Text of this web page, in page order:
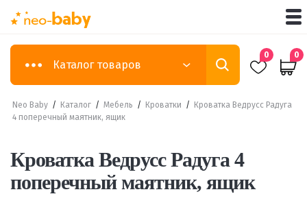
Каталог товаров
0 0
Neo Baby / Каталог / Мебель / Кроватки /
Кроватка Ведрусс Радуга
4 поперечный маятник, ящик
Кроватка Ведрусс Радуга 4
поперечный маятник, ящик